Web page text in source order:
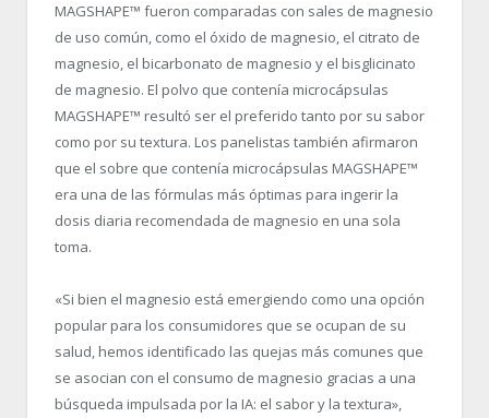
MAGSHAPE™ fueron comparadas con sales de magnesio
de uso común, como el óxido de magnesio, el citrato de
magnesio, el bicarbonato de magnesio y el bisglicinato
de magnesio. El polvo que contenía microcápsulas
MAGSHAPE™ resultó ser el preferido tanto por su sabor
como por su textura. Los panelistas también afirmaron
que el sobre que contenía microcápsulas MAGSHAPE™
era una de las fórmulas más óptimas para ingerir la
dosis diaria recomendada de magnesio en una sola
toma.
«Si bien el magnesio está emergiendo como una opción
popular para los consumidores que se ocupan de su
salud, hemos identificado las quejas más comunes que
se asocian con el consumo de magnesio gracias a una
búsqueda impulsada por la IA: el sabor y la textura»,